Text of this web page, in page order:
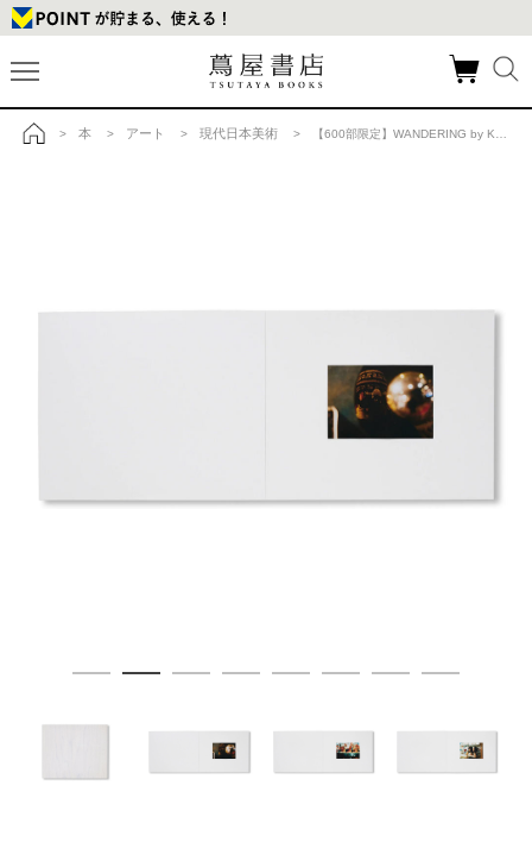
> 本 > アート > 現代日本美術 > 【600部限定】WANDERING by Kohei Nawa 名和晃平 作品集の商品詳細